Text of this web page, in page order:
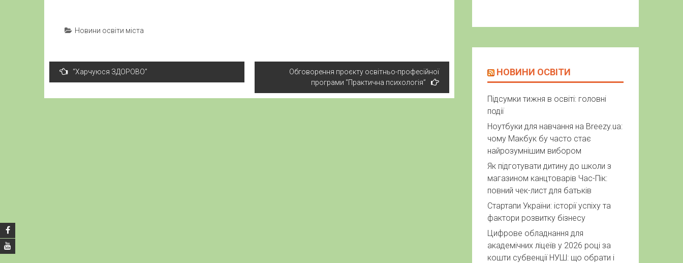
Новини освіти міста
Навігація
записів
“Харчуюся ЗДОРОВО”
Обговорення проєкту освітньо-професійної
програми “Практична психологія”
НОВИНИ ОСВІТИ
Підсумки тижня в освіті: головні
події
Ноутбуки для навчання на Breezy.ua:
чому Макбук бу часто стає
найрозумнішим вибором
Як підготувати дитину до школи з
магазином канцтоварів Час-Пік:
повний чек-лист для батьків
Стартапи України: історії успіху та
фактори розвитку бізнесу
Цифрове обладнання для
академічних ліцеїв у 2026 році за
кошти субвенції НУШ: що обрати і